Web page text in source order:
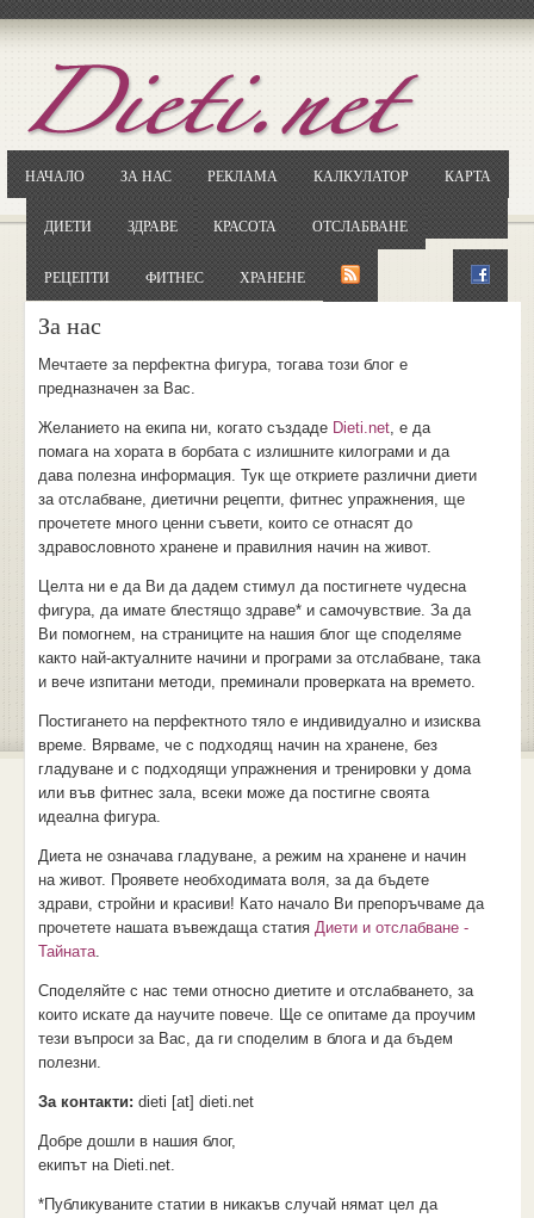
НАЧАЛО ЗА НАС РЕКЛАМА КАЛКУЛАТОР КАРТА
ДИЕТИ ЗДРАВЕ КРАСОТА ОТСЛАБВАНЕ
РЕЦЕПТИ ФИТНЕС ХРАНЕНЕ
За нас
Мечтаете за перфектна фигура, тогава този блог е
предназначен за Вас.
Желанието на екипа ни, когато създаде Dieti.net, е да
помага на хората в борбата с излишните килограми и да
дава полезна информация. Тук ще откриете различни диети
за отслабване, диетични рецепти, фитнес упражнения, ще
прочетете много ценни съвети, които се отнасят до
здравословното хранене и правилния начин на живот.
Целта ни е да Ви да дадем стимул да постигнете чудесна
фигура, да имате блестящо здраве* и самочувствие. За да
Ви помогнем, на страниците на нашия блог ще споделяме
както най-актуалните начини и програми за отслабване, така
и вече изпитани методи, преминали проверката на времето.
Постигането на перфектното тяло е индивидуално и изисква
време. Вярваме, че с подходящ начин на хранене, без
гладуване и с подходящи упражнения и тренировки у дома
или във фитнес зала, всеки може да постигне своята
идеална фигура.
Диета не означава гладуване, а режим на хранене и начин
на живот. Проявете необходимата воля, за да бъдете
здрави, стройни и красиви! Като начало Ви препоръчваме да
прочетете нашата въвеждаща статия Диети и отслабване -
Тайната.
Споделяйте с нас теми относно диетите и отслабването, за
които искате да научите повече. Ще се опитаме да проучим
тези въпроси за Вас, да ги споделим в блога и да бъдем
полезни.
За контакти: dieti [аt] dieti.net
Добре дошли в нашия блог,
екипът на Dieti.net.
*Публикуваните статии в никакъв случай нямат цел да
ОтворетеGoogle.bg
Потърсете "Cloxy"
Кликнете на първия резултат
... и я въведете в полето: